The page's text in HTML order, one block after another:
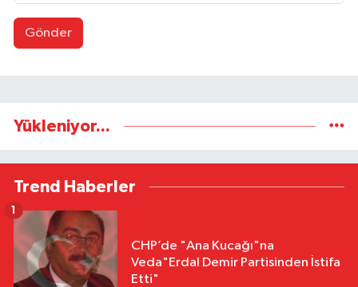
Gönder
Yükleniyor...
Trend Haberler
CHP’de "Ana Kucağı"na
Veda"Erdal Demir Partisinden İstifa
Etti"
1